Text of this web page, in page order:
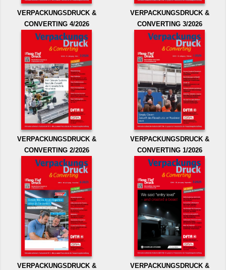
VERPACKUNGSDRUCK &
CONVERTING 4/2026
VERPACKUNGSDRUCK &
CONVERTING 3/2026
VERPACKUNGSDRUCK &
CONVERTING 2/2026
VERPACKUNGSDRUCK &
CONVERTING 1/2026
VERPACKUNGSDRUCK &
VERPACKUNGSDRUCK &